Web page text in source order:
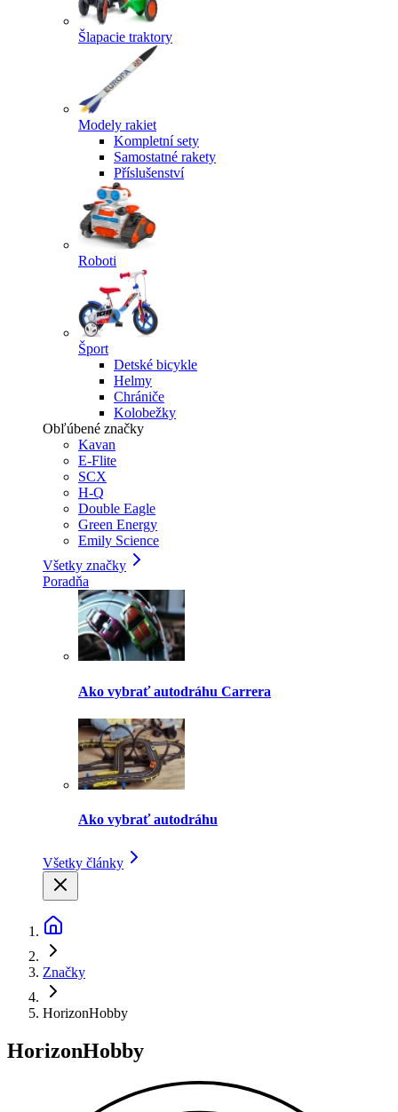
Šlapacie traktory
Modely rakiet
Kompletní sety
Samostatné rakety
Příslušenství
Roboti
Šport
Detské bicykle
Helmy
Chrániče
Kolobežky
Obľúbené značky
Kavan
E-Flite
SCX
H-Q
Double Eagle
Green Energy
Emily Science
Všetky značky
Poradňa
Ako vybrať autodráhu Carrera
Ako vybrať autodráhu
Všetky články
Značky
HorizonHobby
HorizonHobby